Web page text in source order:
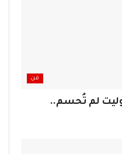
فن
لم تُحسم..